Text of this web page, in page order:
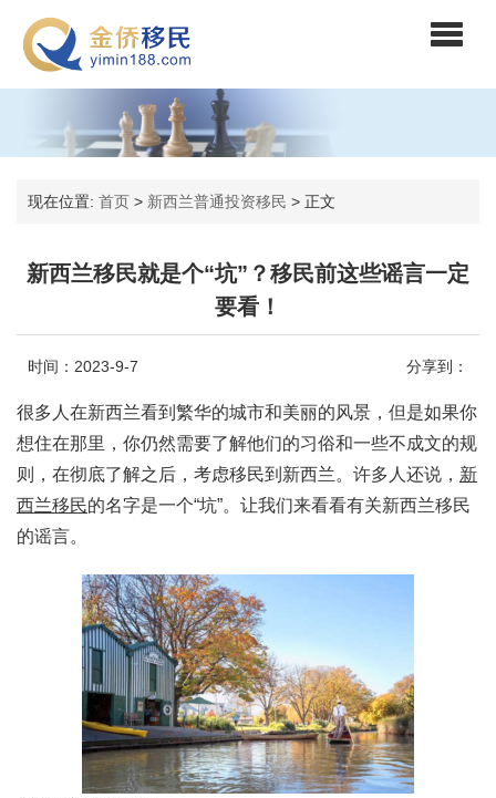
现在位置: 首页 > 新西兰普通投资移民 > 正文
新西兰移民就是个“坑”？移民前这些谣言一定
要看！
时间：2023-9-7 分享到：
很多人在新西兰看到繁华的城市和美丽的风景，但是如果你
想住在那里，你仍然需要了解他们的习俗和一些不成文的规
则，在彻底了解之后，考虑移民到新西兰。许多人还说， 新
西兰移民的名字是一个“坑”。让我们来看看有关新西兰移民
的谣言。